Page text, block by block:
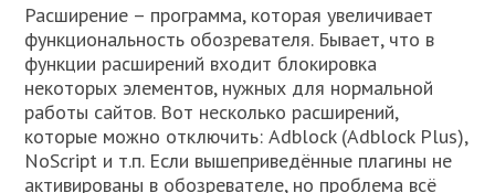
Расширение – программа, которая увеличивает
функциональность обозревателя. Бывает, что в
функции расширений входит блокировка
некоторых элементов, нужных для нормальной
работы сайтов. Вот несколько расширений,
которые можно отключить: Adblock (Adblock Plus),
NoScript и т.п. Если вышеприведённые плагины не
активированы в обозревателе, но проблема всё